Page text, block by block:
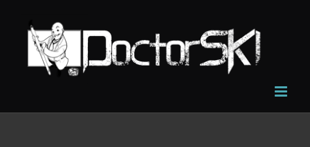
contenuto